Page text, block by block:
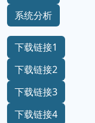
系统分析
下载链接1
下载链接2
下载链接3
下载链接4